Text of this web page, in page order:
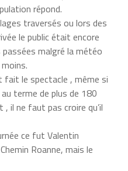
répond.
traversés ou lors des
le public était encore
malgré la météo
fait le spectacle , même si
terme de plus de 180
il ne faut pas croire qu’il
ce fut Valentin
Roanne, mais le